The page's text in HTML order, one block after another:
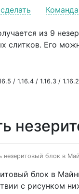
Команда
из 9
слитков. Его
/ 1.16.4 / 1.16.3 / 1.16.2
незеритовый блок в
блок в
с рисунком